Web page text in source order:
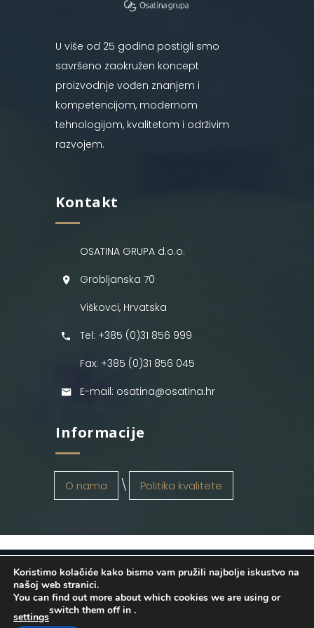
U više od 25 godina postigli smo
savršeno zaokružen koncept
proizvodnje vođen znanjem i
kompetencijom, modernom
tehnologijom, kvalitetom i održivim
razvojem.
Kontakt
OSATINA GRUPA d.o.o.
Grobljanska 70
Viškovci, Hrvatska
Tel: +385 (0)31 856 999
Fax: +385 (0)31 856 045
E-mail: osatina@osatina.hr
Informacije
O nama Politika kvalitete
OSATINA GRUPA d.o.o. 2026
. Configured
byINFOS Osijek. Sva prava pridržana.
Koristimo kolačiće kako bismo vam pružili najbolje iskustvo na
našoj web stranici.
You can find out more about which cookies we are using or
switch them off in
settings
.